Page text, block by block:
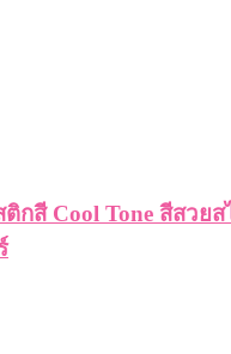
กสี Cool Tone สีสวยส